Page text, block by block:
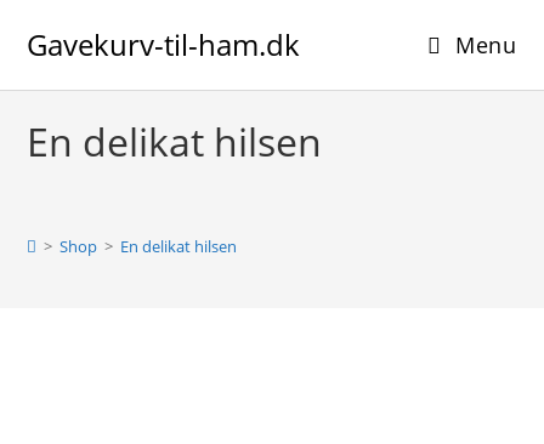
Gavekurv-til-ham.dk Menu
En delikat hilsen
> Shop > En delikat hilsen